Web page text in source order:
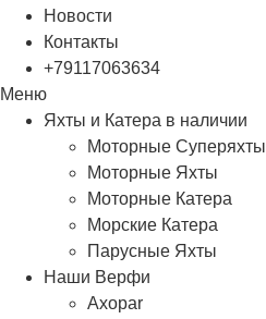
Новости
Контакты
+79117063634
Меню
Яхты и Катера в наличии
Моторные Суперяхты
Моторные Яхты
Моторные Катера
Морские Катера
Парусные Яхты
Наши Верфи
Axopar